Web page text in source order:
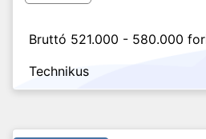
Bruttó 521.000 - 580.000
Technikus